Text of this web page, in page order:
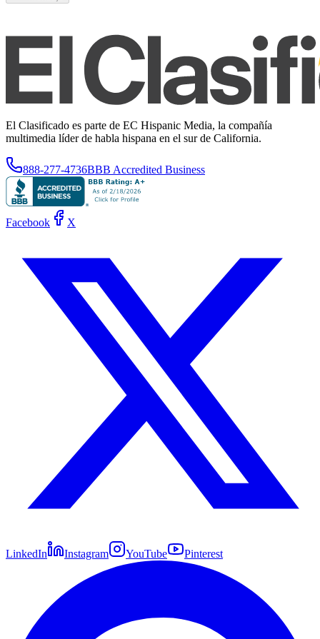
El Clasificado es parte de EC Hispanic Media, la compañía
multimedia líder de habla hispana en el sur de California.
888-277-4736BBB Accredited Business
Facebook X
LinkedIn Instagram YouTube Pinterest